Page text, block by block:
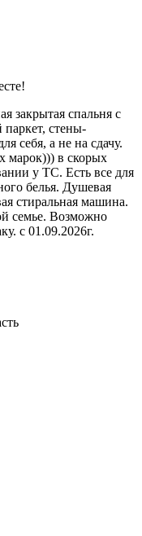
закрытая спальня с
стены-
себя, а не на сдачу.
марок))) в скорых
у ТС. Есть все для
белья. Душевая
стиральная машина.
семье. Возможно
с 01.09.2026г.